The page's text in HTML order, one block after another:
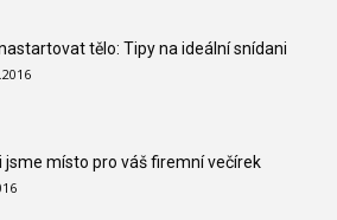
tělo: Tipy na ideální snídani
jsme místo pro váš firemní večírek